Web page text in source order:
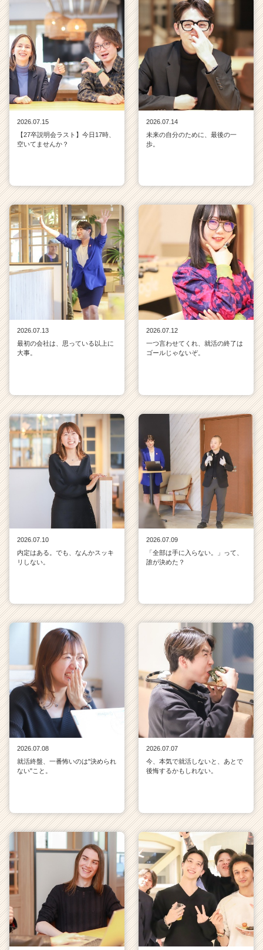
2026.07.15
【27卒説明会ラスト】今日17時、
空いてませんか？
2026.07.14
未来の自分のために、最後の一
歩。
2026.07.13
最初の会社は、思っている以上に
大事。
2026.07.12
一つ言わせてくれ、就活の終了は
ゴールじゃないぞ。
2026.07.10
内定はある。でも、なんかスッキ
リしない。
2026.07.09
「全部は手に入らない。」って、
誰が決めた？
2026.07.08
就活終盤、一番怖いのは"決められ
ない"こと。
2026.07.07
今、本気で就活しないと、あとで
後悔するかもしれない。